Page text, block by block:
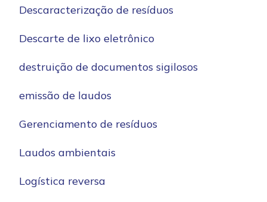
Descaracterização de resíduos
Descarte de lixo eletrônico
destruição de documentos sigilosos
emissão de laudos
Gerenciamento de resíduos
Laudos ambientais
Logística reversa